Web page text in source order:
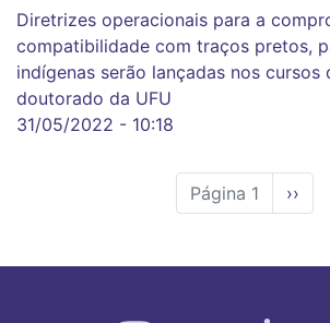
Diretrizes operacionais para a
compatibilidade com traços pretos,
indígenas serão lançadas nos cursos
doutorado da UFU
31/05/2022 - 10:18
Página 1
página
››